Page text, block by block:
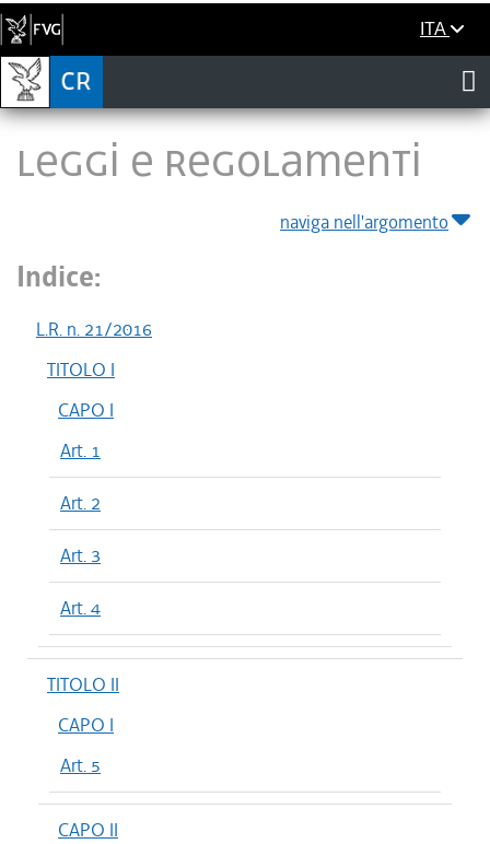
ITA
LEGGI E REGOLAMENTI
naviga nell'argomento
Indice:
L.R. n. 21/2016
TITOLO I
CAPO I
Art. 1
Art. 2
Art. 3
Art. 4
TITOLO II
CAPO I
Art. 5
CAPO II